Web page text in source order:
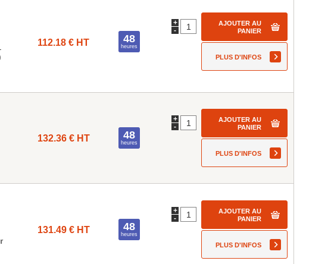
112.18 € HT 48
heures
+
-
AJOUTER AU
PANIER
PLUS D'INFOS
132.36 € HT 48
heures
+
-
AJOUTER AU
PANIER
PLUS D'INFOS
131.49 € HT 48
heures
+
-
AJOUTER AU
PANIER
PLUS D'INFOS